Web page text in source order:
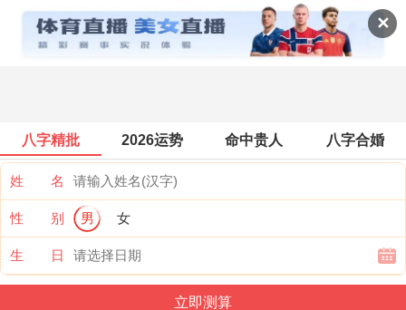
✕
全国天气
八字精批 2026运势 命中贵人 八字合婚
姓 名
性 别 男 女
生 日